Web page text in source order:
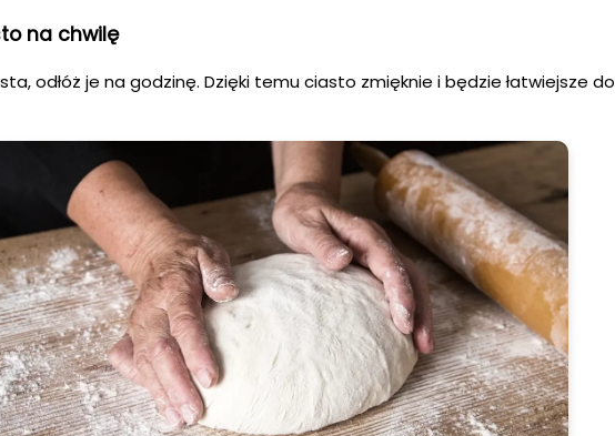
na chwilę
odłóż je na godzinę. Dzięki temu ciasto zmięknie i będzie łatwiejsze do